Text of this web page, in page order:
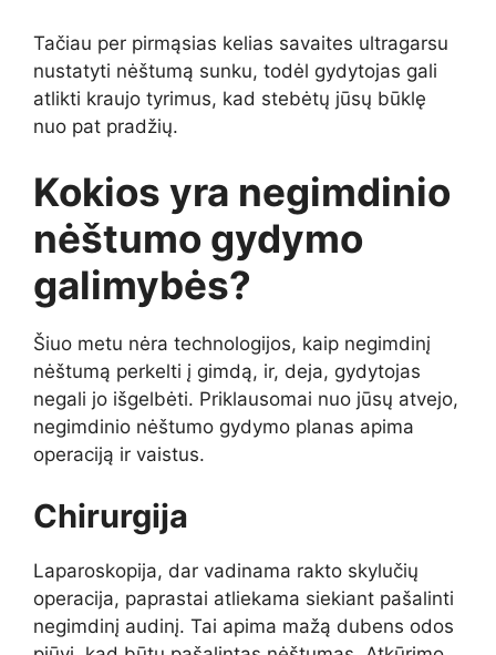
Tačiau per pirmąsias kelias savaites ultragarsu
nustatyti nėštumą sunku, todėl gydytojas gali
atlikti kraujo tyrimus, kad stebėtų jūsų būklę
nuo pat pradžių.
Kokios yra negimdinio
nėštumo gydymo
galimybės?
Šiuo metu nėra technologijos, kaip negimdinį
nėštumą perkelti į gimdą, ir, deja, gydytojas
negali jo išgelbėti. Priklausomai nuo jūsų atvejo,
negimdinio nėštumo gydymo planas apima
operaciją ir vaistus.
Chirurgija
Laparoskopija, dar vadinama rakto skylučių
operacija, paprastai atliekama siekiant pašalinti
negimdinį audinį. Tai apima mažą dubens odos